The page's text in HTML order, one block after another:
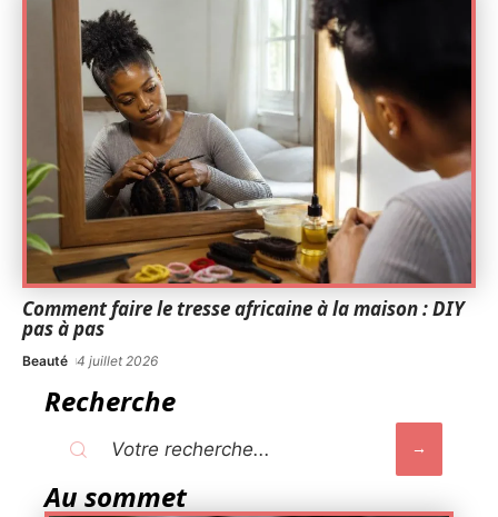
Comment faire le tresse africaine à la maison : DIY
pas à pas
Beauté 4 juillet 2026
Recherche
Au sommet